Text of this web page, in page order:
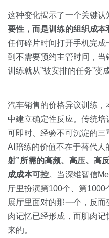
这种变化揭示了一个关键认
要性，而是训练的组织成本
任何碎片时间打开手机完
到不需要预约主管时间，当
训练就从”被安排的任务”变
汽车销售的价格异议训练
中建立确定性反应。传统
可即时、经验不可沉淀的三
AI陪练的价值不在于替代人
射”所需的高频、高压、高
成成本可控。当深维智信
厅里扮演第100个、第
展厅里面对的那一个，反
肉记忆已经形成，而肌肉
来的。